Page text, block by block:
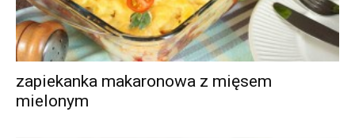
zapiekanka makaronowa z mięsem
mielonym